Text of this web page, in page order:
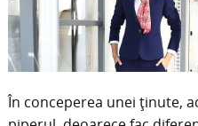
În conceperea unei ținute,